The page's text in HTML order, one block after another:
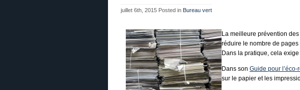
juillet 6th, 2015 Posted in Bureau vert
La meilleure prévention
réduire le nombre de pages
Dans la pratique, cela
Dans son Guide pour
sur le papier et les